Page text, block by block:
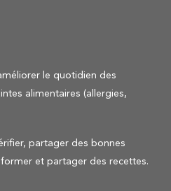
le quotidien des
alimentaires (allergies,
partager des bonnes
et partager des recettes.